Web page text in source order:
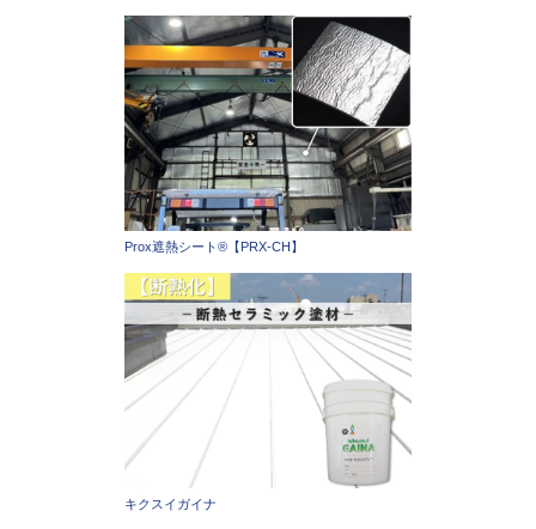
Prox遮熱シート®【PRX-CH】
キクスイガイナ